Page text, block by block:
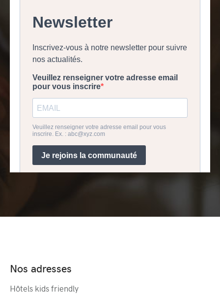
Nos adresses
Hôtels kids friendly